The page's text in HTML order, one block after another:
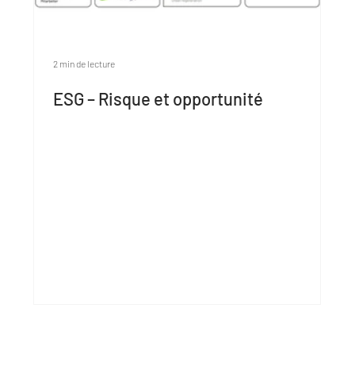
ESG – Risque et opportunité
2 min de lecture